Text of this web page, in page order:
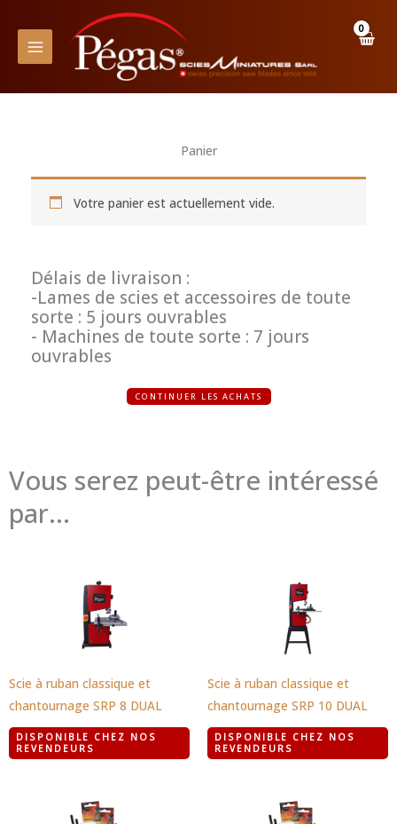
contenu
Panier
Votre panier est actuellement vide.
Délais de livraison :
-Lames de scies et accessoires de toute
sorte : 5 jours ouvrables
- Machines de toute sorte : 7 jours
ouvrables
CONTINUER LES ACHATS
Vous serez peut-être intéressé
par...
Scie à ruban classique et
chantournage SRP 8 DUAL
DISPONIBLE CHEZ NOS
REVENDEURS
Scie à ruban classique et
chantournage SRP 10 DUAL
DISPONIBLE CHEZ NOS
REVENDEURS